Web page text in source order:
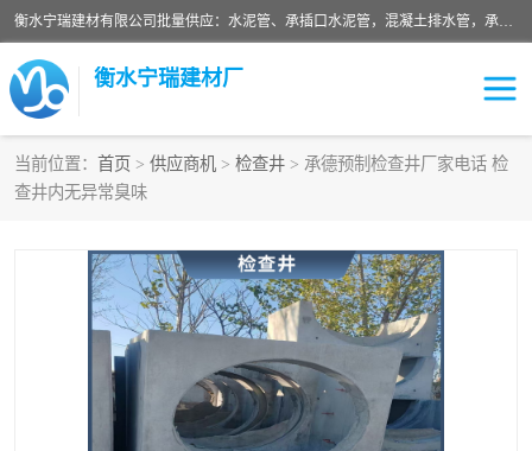
衡水宁瑞建材有限公司批量供应：水泥管、承插口水泥管，混凝土排水管，承插口水泥管，企口水泥管，钢承口水泥管，顶管，平口水泥管，水泥检查井，混凝土检查井，预制混凝土检查井，矩形检查井，圆形检查井等产品。
衡水宁瑞建材厂
当前位置： 首页 > 供应商机 > 检查井 > 承德预制检查井厂家电话 检
查井内无异常臭味
检查井
水泥检查井 水泥管
圆形检查井 矩形检查井
混凝土检查井 预制混凝土检查井
钢承口水泥管